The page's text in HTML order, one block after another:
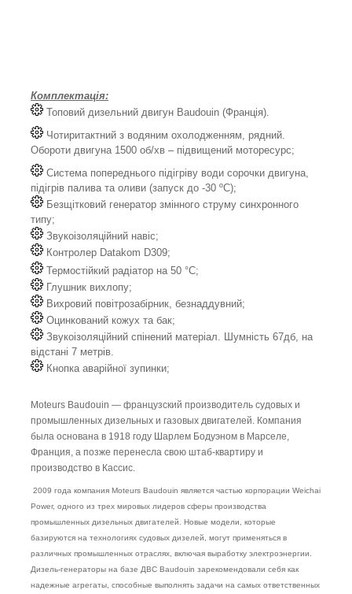
Комплектація:
Топовий дизельний двигун Baudouin (Франція).
Чотиритактний з водяним охолодженням, рядний.
Обороти двигуна 1500 об/хв – підвищений моторесурс;
Система попереднього підігріву води сорочки двигуна,
підігрів палива та оливи (запуск до -30 ºС);
Безщітковий генератор змінного струму синхронного
типу;
Звукоізоляційний навіс;
Контролер Datakom D309;
Термостійкий радіатор на 50 °C;
Глушник вихлопу;
Вихровий повітрозабірник, безнаддувний;
Оцинкований кожух та бак;
Звукоізоляційний спінений матеріал. Шумність 67дб, на
відстані 7 метрів.
Кнопка аварійної зупинки;
Moteurs Baudouin — французский производитель судовых и
промышленных дизельных и газовых двигателей. Компания
была основана в 1918 году Шарлем Бодуэном в Марселе,
Франция, а позже перенесла свою штаб-квартиру и
производство в Кассис.
2009 года компания Moteurs Baudouin является частью корпорации Weichai
Power, одного из трех мировых лидеров сферы производства
промышленных дизельных двигателей. Новые модели, которые
базируются на технологиях судовых дизелей, могут применяться в
различных промышленных отраслях, включая выработку электроэнергии.
Дизель-генераторы на базе ДВС Baudouin зарекомендовали себя как
надежные агрегаты, способные выполнять задачи на самых ответственных